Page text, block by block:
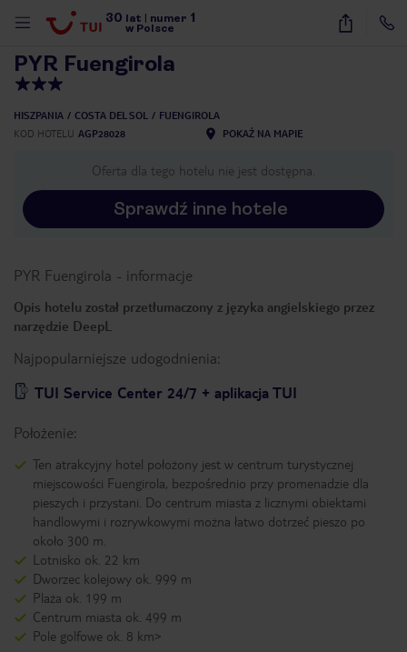
30 lat numer 1
w Polsce
284
PYR Fuengirola
HISZPANIA COSTA DEL SOL
FUENGIROLA
KOD HOTELU AGP28028 POKAŻ NA MAPIE
Oferta dla tego hotelu nie jest dostępna.
Sprawdź inne hotele
PYR Fuengirola - informacje
Opis hotelu został przetłumaczony z języka angielskiego przez
narzędzie DeepL
Najpopularniejsze udogodnienia:
TUI Service Center 24/7 + aplikacja TUI
Położenie:
Ten atrakcyjny hotel położony jest w centrum turystycznej
miejscowości Fuengirola, bezpośrednio przy promenadzie dla
pieszych i przystani. Do centrum miasta z licznymi obiektami
handlowymi i rozrywkowymi można łatwo dotrzeć pieszo po
około 300 m.
Lotnisko ok. 22 km
Dworzec kolejowy ok. 999 m
Plaża ok. 199 m
Centrum miasta ok. 499 m
Pole golfowe ok. 8 km>